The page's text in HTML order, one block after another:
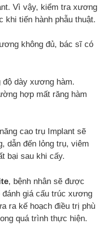
Vì vậy, kiểm tra xương
tiến hành phẫu thuật.
không đủ, bác sĩ có
độ dày xương hàm.
hợp mất răng hàm
cao trụ Implant sẽ
dẫn đến lỏng trụ, viêm
bại sau khi cấy.
, bệnh nhân sẽ được
đánh giá cấu trúc xương
ra kế hoạch điều trị phù
quá trình thực hiện.